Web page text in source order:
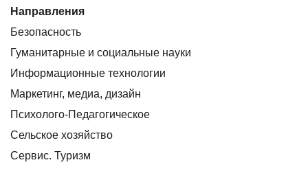
Направления
Безопасность
Гуманитарные и социальные науки
Информационные технологии
Маркетинг, медиа, дизайн
Психолого-Педагогическое
Сельское хозяйство
Сервис. Туризм